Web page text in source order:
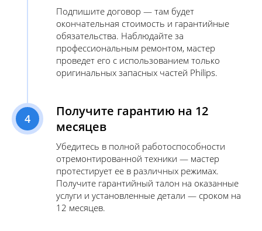
Подпишите договор — там будет
окончательная стоимость и гарантийные
обязательства. Наблюдайте за
профессиональным ремонтом, мастер
проведет его с использованием только
оригинальных запасных частей Philips.
4
Получите гарантию на 12
месяцев
Убедитесь в полной работоспособности
отремонтированной техники — мастер
протестирует ее в различных режимах.
Получите гарантийный талон на оказанные
услуги и установленные детали — сроком на
12 месяцев.